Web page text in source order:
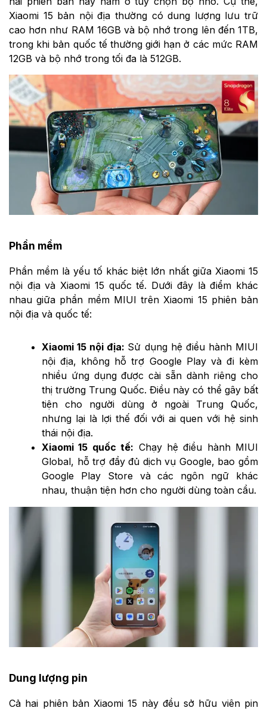
Xiaomi 15 bản nội địa thường có dung lượng lưu trữ
cao hơn như RAM 16GB và bộ nhớ trong lên đến 1TB,
trong khi bản quốc tế thường giới hạn ở các mức RAM
12GB và bộ nhớ trong tối đa là 512GB.
Phần mềm
Phần mềm là yếu tố khác biệt lớn nhất giữa Xiaomi 15
nội địa và Xiaomi 15 quốc tế. Dưới đây là điểm khác
nhau giữa phần mềm MIUI trên Xiaomi 15 phiên bản
nội địa và quốc tế:
Xiaomi 15 nội địa: Sử dụng hệ điều hành MIUI
nội địa, không hỗ trợ Google Play và đi kèm
nhiều ứng dụng được cài sẵn dành riêng cho
thị trường Trung Quốc. Điều này có thể gây bất
tiện cho người dùng ở ngoài Trung Quốc,
nhưng lại là lợi thế đối với ai quen với hệ sinh
thái nội địa.
Xiaomi 15 quốc tế: Chạy hệ điều hành MIUI
Global, hỗ trợ đầy đủ dịch vụ Google, bao gồm
Google Play Store và các ngôn ngữ khác
nhau, thuận tiện hơn cho người dùng toàn cầu.
Dung lượng pin
Cả hai phiên bản Xiaomi 15 này đều sở hữu viên pin